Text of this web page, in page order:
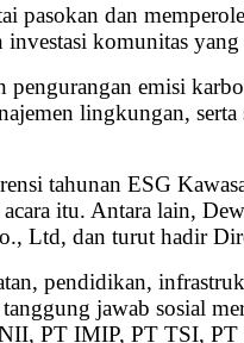
pasokan dan
komunitas
emisi
lingkungan,
tahunan ESG
itu. Antara lain,
Ltd, dan turut hadir
pendidikan,
jawab sosial
PT IMIP, PT TSI, PT